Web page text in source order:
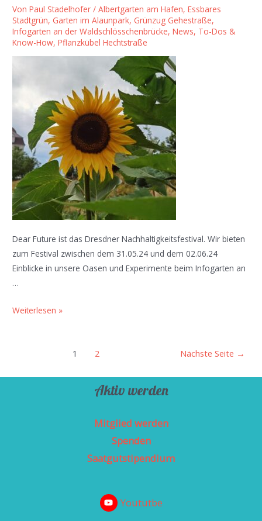
VonPaul Stadelhofer /Albertgarten am Hafen,Essbares
Stadtgrün, Garten im Alaunpark, Grünzug Gehestraße,
Infogarten an der Waldschlösschenbrücke,News, To-Dos &
Know-How,Pflanzkübel Hechtstraße
Dear Future ist das Dresdner Nachhaltigkeitsfestival. Wir bieten
zum Festival zwischen dem 31.05.24 und dem 02.06.24
Einblicke in unsere Oasen und Experimente beim Infogarten an
…
Vom
Weiterlesen »
1 2 Nächste Seite →
Aktiv werden
Mitglied werden
Spenden
Saatgutstipendium
Yoututbe